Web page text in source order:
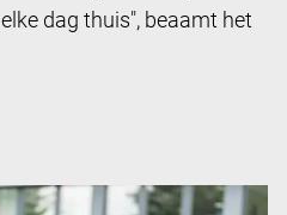
dag thuis", beaamt het